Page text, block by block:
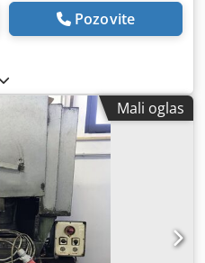
Pozovite
Mali oglas